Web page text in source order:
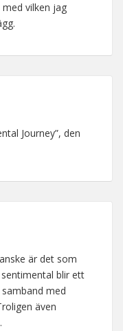
vilken jag
Journey”, den
är det som
blir ett
med
även